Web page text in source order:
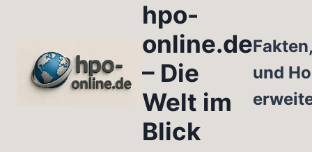
hpo-
online.de
– Die
Welt im
Blick
und